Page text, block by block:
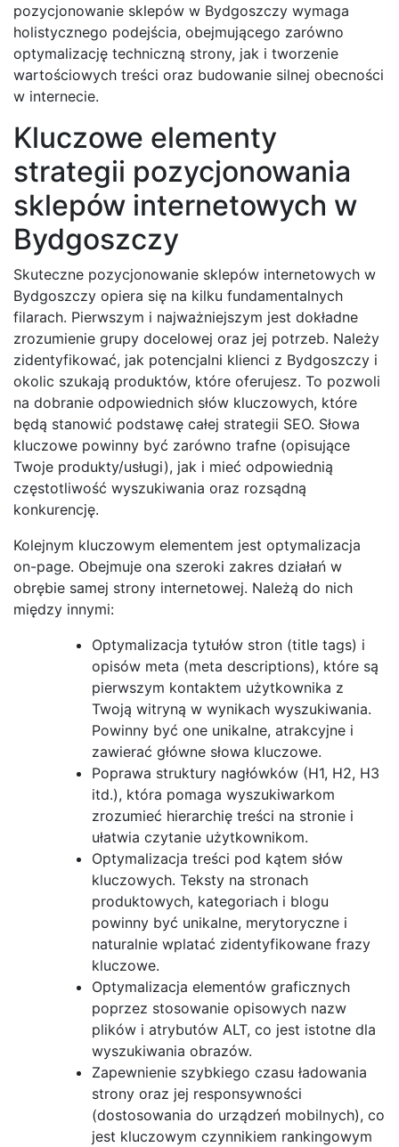
pozycjonowanie sklepów w Bydgoszczy wymaga
holistycznego podejścia, obejmującego zarówno
optymalizację techniczną strony, jak i tworzenie
wartościowych treści oraz budowanie silnej obecności
w internecie.
Kluczowe elementy
strategii pozycjonowania
sklepów internetowych w
Bydgoszczy
Skuteczne pozycjonowanie sklepów internetowych w
Bydgoszczy opiera się na kilku fundamentalnych
filarach. Pierwszym i najważniejszym jest dokładne
zrozumienie grupy docelowej oraz jej potrzeb. Należy
zidentyfikować, jak potencjalni klienci z Bydgoszczy i
okolic szukają produktów, które oferujesz. To pozwoli
na dobranie odpowiednich słów kluczowych, które
będą stanowić podstawę całej strategii SEO. Słowa
kluczowe powinny być zarówno trafne (opisujące
Twoje produkty/usługi), jak i mieć odpowiednią
częstotliwość wyszukiwania oraz rozsądną
konkurencję.
Kolejnym kluczowym elementem jest optymalizacja
on-page. Obejmuje ona szeroki zakres działań w
obrębie samej strony internetowej. Należą do nich
między innymi:
Optymalizacja tytułów stron (title tags) i
opisów meta (meta descriptions), które są
pierwszym kontaktem użytkownika z
Twoją witryną w wynikach wyszukiwania.
Powinny być one unikalne, atrakcyjne i
zawierać główne słowa kluczowe.
Poprawa struktury nagłówków (H1, H2, H3
itd.), która pomaga wyszukiwarkom
zrozumieć hierarchię treści na stronie i
ułatwia czytanie użytkownikom.
Optymalizacja treści pod kątem słów
kluczowych. Teksty na stronach
produktowych, kategoriach i blogu
powinny być unikalne, merytoryczne i
naturalnie wplatać zidentyfikowane frazy
kluczowe.
Optymalizacja elementów graficznych
poprzez stosowanie opisowych nazw
plików i atrybutów ALT, co jest istotne dla
wyszukiwania obrazów.
Zapewnienie szybkiego czasu ładowania
strony oraz jej responsywności
(dostosowania do urządzeń mobilnych), co
jest kluczowym czynnikiem rankingowym